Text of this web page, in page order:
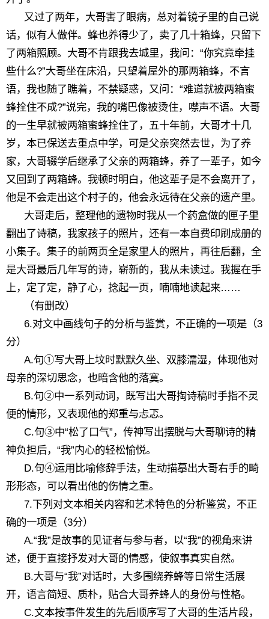
又过了两年，大哥害了眼病，总对着镜子里的自己说
话，似有人做伴。蜂也养得少了，卖了几十箱蜂，只留下
了两箱照顾。大哥不肯跟我去城里，我问：“你究竟牵挂
些什么?”大哥坐在床沿，只望着屋外的那两箱蜂，不言
语，我也随了瞧着，不禁疑惑，又问：“难道就被两箱蜜
蜂拴住不成?”说完，我的嘴巴像被烫住，噤声不语。大哥
的一生早就被两箱蜜蜂拴住了，五十年前，大哥才十几
岁，本已保送去重点中学，可是父亲突然去世，为了养
家，大哥辍学后继承了父亲的两箱蜂，养了一辈子，如今
又回到了两箱蜂。我顿时明白，他这辈子是不会离开了，
他是不会走出这个村子的，他会永远待在父亲的遗产里。
大哥走后，整理他的遗物时我从一个药盒做的匣子里
翻出了诗稿，我家孩子的照片，还有一本自费印刷成册的
小集子。集子的前两页全是家里人的照片，再往后翻，全
是大哥最后几年写的诗，崭新的，我从未读过。我握在手
上，定了定，静了心，捻起一页，喃喃地读起来……
（有删改）
6.对文中画线句子的分析与鉴赏，不正确的一项是（3
分）
A.句①写大哥上坟时默默久坐、双膝濡湿，体现他对
母亲的深切思念，也暗含他的落寞。
B.句②中一系列动词，既写出大哥掏诗稿时手指不灵
便的情形，又表现他的郑重与忐忑。
C.句③中“松了口气”，传神写出摆脱与大哥聊诗的精
神负担后，“我”内心的轻松愉悦。
D.句④运用比喻修辞手法，生动描摹出大哥右手的畸
形形态，可以看出他的伤情之重。
7.下列对文本相关内容和艺术特色的分析鉴赏，不正
确的一项是（3分）
A.“我”是故事的见证者与参与者，以“我”的视角来讲
述，便于直接抒发对大哥的情感，使叙事真实自然。
B.大哥与“我”对话时，大多围绕养蜂等日常生活展
开，语言简短、质朴，贴合大哥养蜂人的身份与性格。
C.文本按事件发生的先后顺序写了大哥的生活片段，